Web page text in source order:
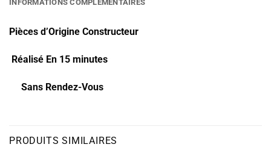
INFORMATIONS COMPLÉMENTAIRES
Pièces d’Origine Constructeur
Réalisé En 15 minutes
Sans Rendez-Vous
PRODUITS SIMILAIRES